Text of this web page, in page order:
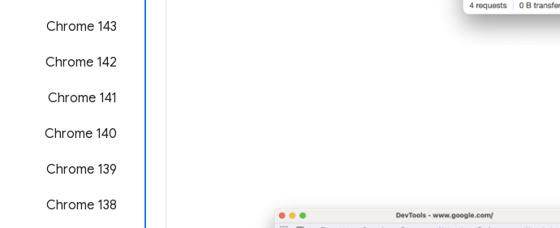
Chrome 143
Chrome 142
‫Chrome 141
Chrome 140
‫Chrome 139
‫Chrome 138